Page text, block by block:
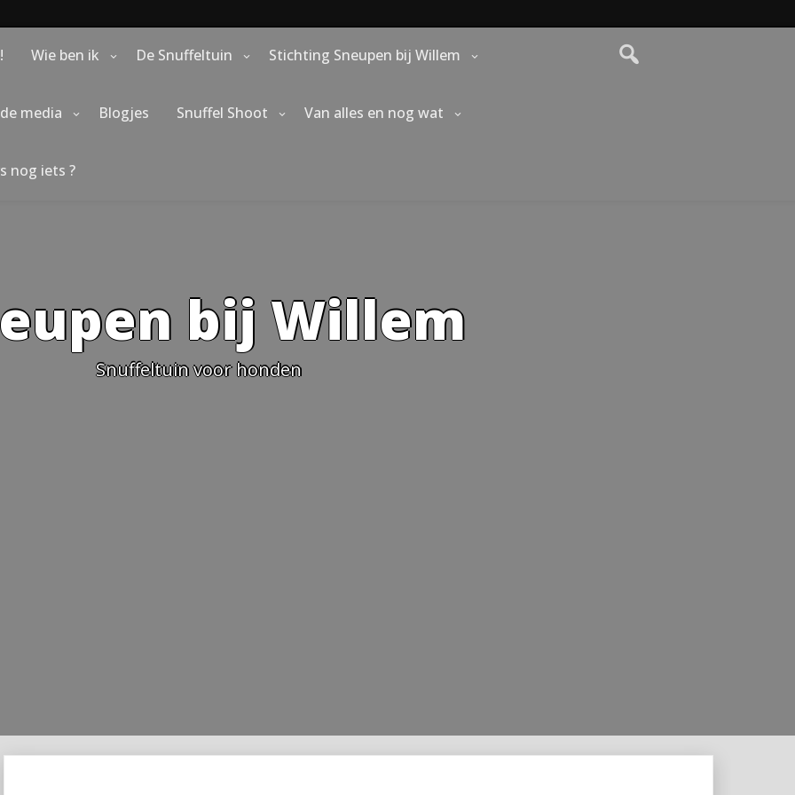
Wie ben ik De Snuffeltuin Stichting Sneupen bij Willem
media Blogjes Snuffel Shoot Van alles en nog wat
nog iets ?
bij Willem
Snuffeltuin voor honden